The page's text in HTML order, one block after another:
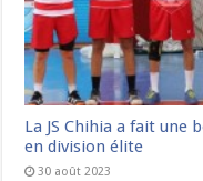
La JS Chihia a fait
en division élite
30 août 2023